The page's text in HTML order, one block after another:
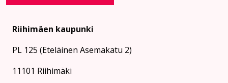
Riihimäen kaupunki
PL 125 (Eteläinen Asemakatu 2)
11101 Riihimäki